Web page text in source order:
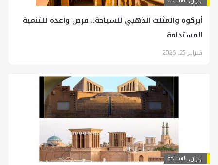
أبركوه والمثلث الذهبي للسياحة.. فرص واعدة للتنمية
المستدامة
فبراير 25, 2026
إيران, السياحة